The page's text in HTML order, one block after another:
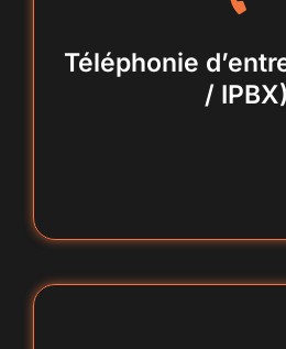
Téléphonie
/ IPBX)